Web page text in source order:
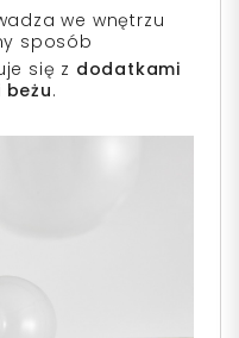
we wnętrzu
sposób
się z dodatkami
.